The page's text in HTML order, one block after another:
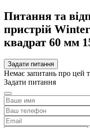
Питання та
пристрій
квадрат 60 мм
Задати питання
Немає запитань про цей
Задати питання